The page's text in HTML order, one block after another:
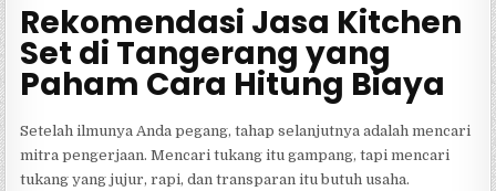
Rekomendasi Jasa Kitchen
Set di Tangerang yang
Paham Cara Hitung Biaya
Setelah ilmunya Anda pegang, tahap selanjutnya adalah mencari
mitra pengerjaan. Mencari tukang itu gampang, tapi mencari
tukang yang jujur, rapi, dan transparan itu butuh usaha.